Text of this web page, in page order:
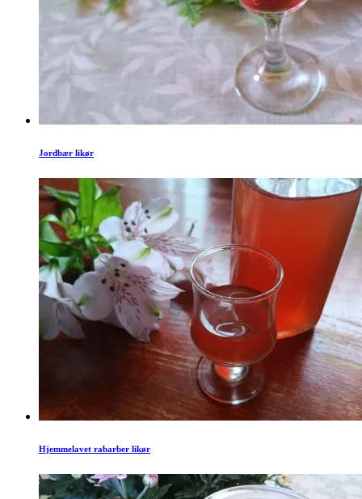
Jordbær likør
Hjemmelavet rabarber likør